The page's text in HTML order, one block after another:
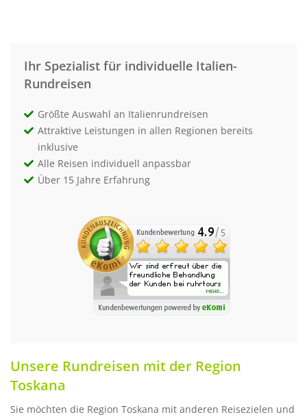
Ihr Spezialist für individuelle Italien-
Rundreisen
Größte Auswahl an Italienrundreisen
Attraktive Leistungen in allen Regionen bereits
inklusive
Alle Reisen individuell anpassbar
Über 15 Jahre Erfahrung
Unsere Rundreisen mit der Region
Toskana
Sie möchten die Region Toskana mit anderen Reisezielen und